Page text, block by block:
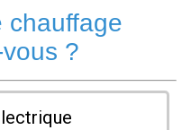
chauffage
?